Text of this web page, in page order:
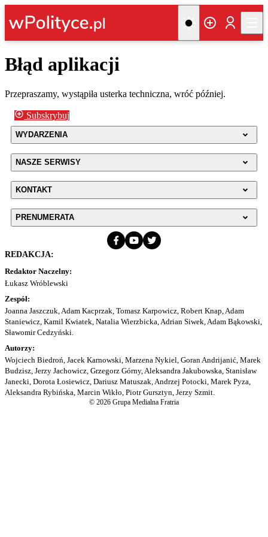
Błąd aplikacji
Przepraszamy, wystąpiła usterka techniczna, wróć później.
Subskrybuj
WYDARZENIA
NASZE SERWISY
KONTAKT
PRENUMERATA
REDAKCJA:
Redaktor Naczelny:
Łukasz Wróblewski
Zespół:
Joanna Jaszczuk, Adam Kacprzak, Tomasz Karpowicz, Robert Knap, Adam
Staniewicz, Kamil Kwiatek, Natalia Wierzbicka, Adrian Siwek, Adam Bąkowski,
Sławomir Cedzyński.
Autorzy:
Wojciech Biedroń, Jacek Karnowski, Marzena Nykiel, Goran Andrijanić, Marek
Budzisz, Jerzy Jachowicz, Grzegorz Górny, Aleksandra Jakubowska, Stanisław
Janecki, Dorota Łosiewicz, Dariusz Matuszak, Andrzej Potocki, Marek Pyza,
Aleksandra Rybińska, Marcin Wikło, Piotr Gursztyn, Jerzy Szmit.
© 2026 Grupa Medialna Fratria